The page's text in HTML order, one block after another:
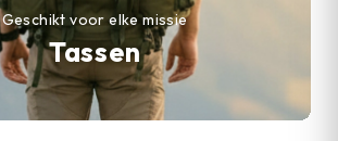
Tassen
Geschikt voor elke missie